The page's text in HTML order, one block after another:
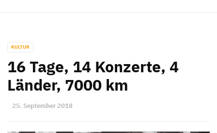
KULTUR
16 Tage, 14 Konzerte, 4
Länder, 7000 km
25. September 2018